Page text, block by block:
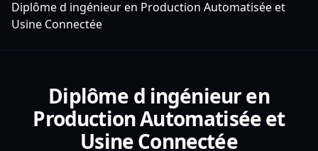
Diplôme d ingénieur en Production Automatisée et
Usine Connectée
Diplôme d ingénieur en
Production Automatisée et
Usine Connectée